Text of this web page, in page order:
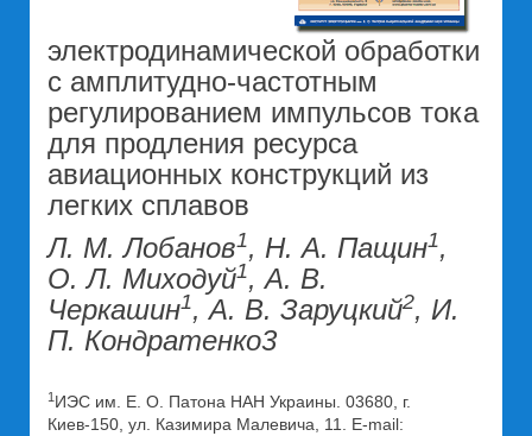
электродинамической обработки
с амплитудно-частотным
регулированием импульсов тока
для продления ресурса
авиационных конструкций из
легких сплавов
Л. М. Лобанов1, Н. А. Пащин1,
О. Л. Миходуй1, А. В.
Черкашин1, А. В. Заруцкий2, И.
П. Кондратенко3
1 ИЭС им. Е. О. Патона НАН Украины. 03680, г.
Киев-150, ул. Казимира Малевича, 11. E-mail: